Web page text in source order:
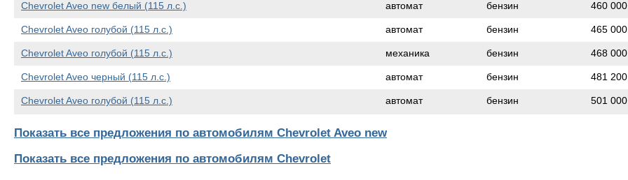
Chevrolet Aveo new белый (115 л.с.) автомат бензин 460 000
Chevrolet Aveo голубой (115 л.с.) автомат бензин 465 000
Chevrolet Aveo голубой (115 л.с.) механика бензин 468 000
Chevrolet Aveo черный (115 л.с.) автомат бензин 481 200
Chevrolet Aveo голубой (115 л.с.) автомат бензин 501 000
Показать все предложения по автомобилям Chevrolet Aveo new
Показать все предложения по автомобилям Chevrolet